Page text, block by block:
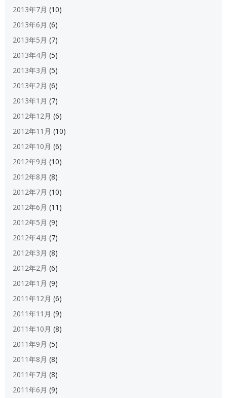
2013年7月 (10)
2013年6月 (6)
2013年5月 (7)
2013年4月 (5)
2013年3月 (5)
2013年2月 (6)
2013年1月 (7)
2012年12月 (6)
2012年11月 (10)
2012年10月 (6)
2012年9月 (10)
2012年8月 (8)
2012年7月 (10)
2012年6月 (11)
2012年5月 (9)
2012年4月 (7)
2012年3月 (8)
2012年2月 (6)
2012年1月 (9)
2011年12月 (6)
2011年11月 (9)
2011年10月 (8)
2011年9月 (5)
2011年8月 (8)
2011年7月 (8)
2011年6月 (9)